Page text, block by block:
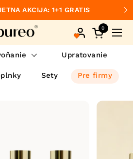
AKCIJA: 1+1 GRATIS
Otvorte
0
Upratovanie
Sety Pre firmy